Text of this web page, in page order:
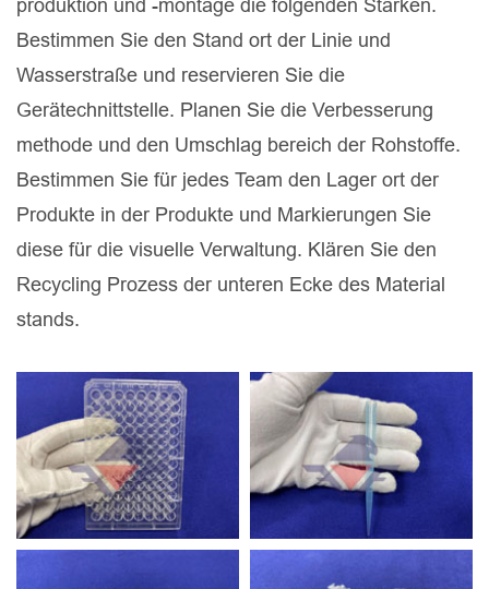
produktion und -montage die folgenden Stärken.
Bestimmen Sie den Stand ort der Linie und
Wasserstraße und reservieren Sie die
Gerätechnittstelle. Planen Sie die Verbesserung
methode und den Umschlag bereich der Rohstoffe.
Bestimmen Sie für jedes Team den Lager ort der
Produkte in der Produkte und Markierungen Sie
diese für die visuelle Verwaltung. Klären Sie den
Recycling Prozess der unteren Ecke des Material
stands.